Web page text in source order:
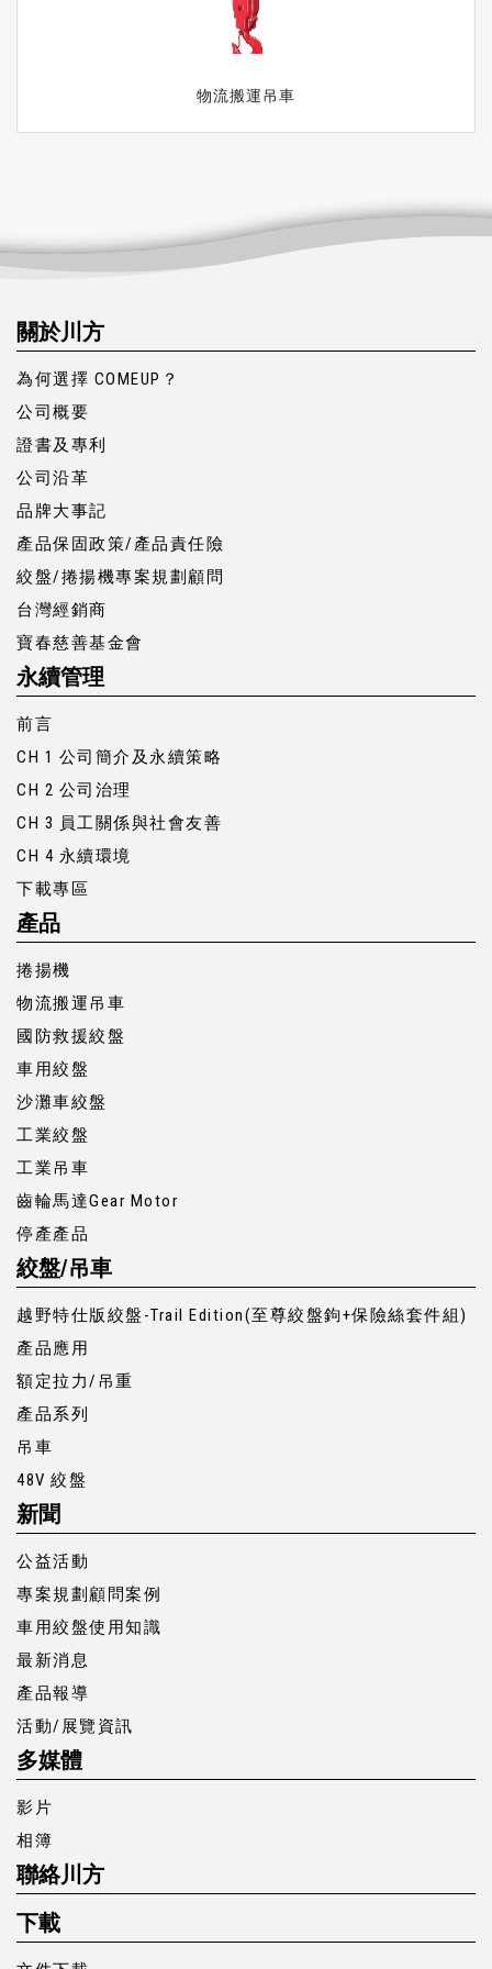
物流搬運吊車
關於川方
為何選擇 COMEUP？
公司概要
證書及專利
公司沿革
品牌大事記
產品保固政策/產品責任險
絞盤/捲揚機專案規劃顧問
台灣經銷商
寶春慈善基金會
永續管理
前言
CH 1 公司簡介及永續策略
CH 2 公司治理
CH 3 員工關係與社會友善
CH 4 永續環境
下載專區
產品
捲揚機
物流搬運吊車
國防救援絞盤
車用絞盤
沙灘車絞盤
工業絞盤
工業吊車
齒輪馬達Gear Motor
停產產品
絞盤/吊車
越野特仕版絞盤-Trail Edition(至尊絞盤鉤+保險絲套件組)
產品應用
額定拉力/吊重
產品系列
吊車
48V 絞盤
新聞
公益活動
專案規劃顧問案例
車用絞盤使用知識
最新消息
產品報導
活動/展覽資訊
多媒體
影片
相簿
聯絡川方
下載